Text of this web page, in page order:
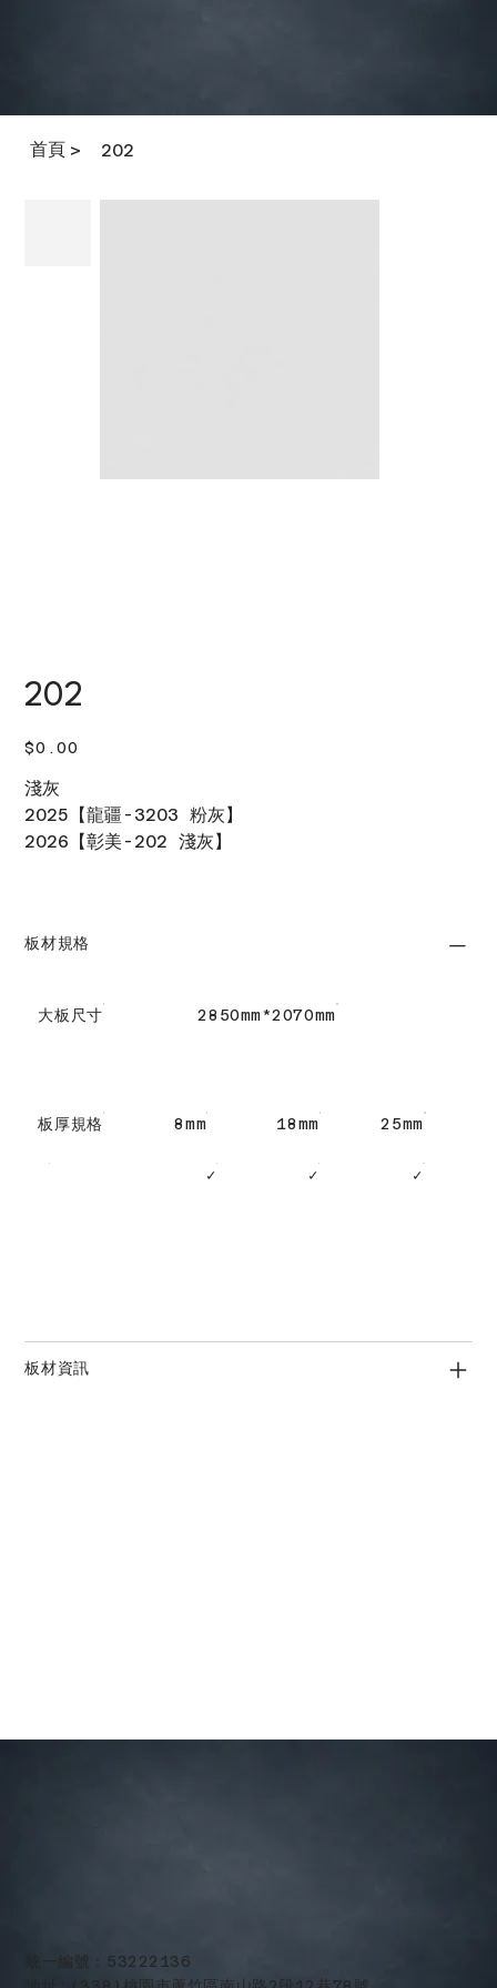
首頁 > 202
202
價
格
$0.00
淺灰
2025【龍疆-3203 粉灰】
2026【彰美-202 淺灰】
板材規格
大板尺寸 2850mm*2070mm
板厚規格 8mm 18mm 25mm
✓ ✓ ✓
板材資訊
​統一編號：53222136